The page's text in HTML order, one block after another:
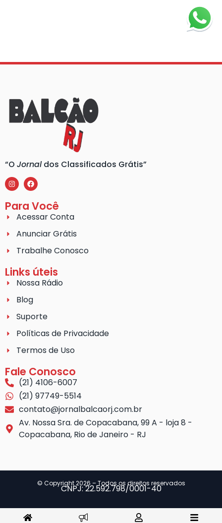
“O Jornaldos Classificados Grátis”
Para Você
Acessar Conta
Anunciar Grátis
Trabalhe Conosco
Links úteis
Nossa Rádio
Blog
Suporte
Políticas de Privacidade
Termos de Uso
Fale Conosco
(21) 4106-6007
(21) 97749-5514
contato@jornalbalcaorj.com.br
Av. Nossa Sra. de Copacabana, 99 A - loja 8 -
Copacabana, Rio de Janeiro - RJ
© Copyright 2026 – Todos os direitos reservados
CNPJ: 22.592.798/0001-40